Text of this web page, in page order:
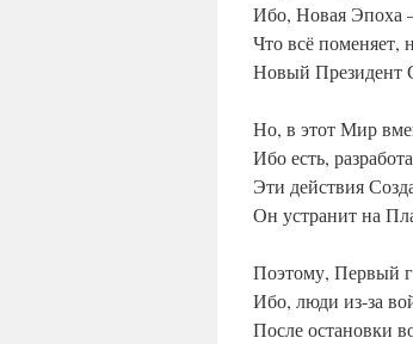
Ибо, Новая Эпоха
Что всё поменяет,
Новый Президент
Но, в этот Мир
Ибо есть,
Эти действия
Он устранит на
Поэтому, Первый
Ибо, люди из-за
После остановки